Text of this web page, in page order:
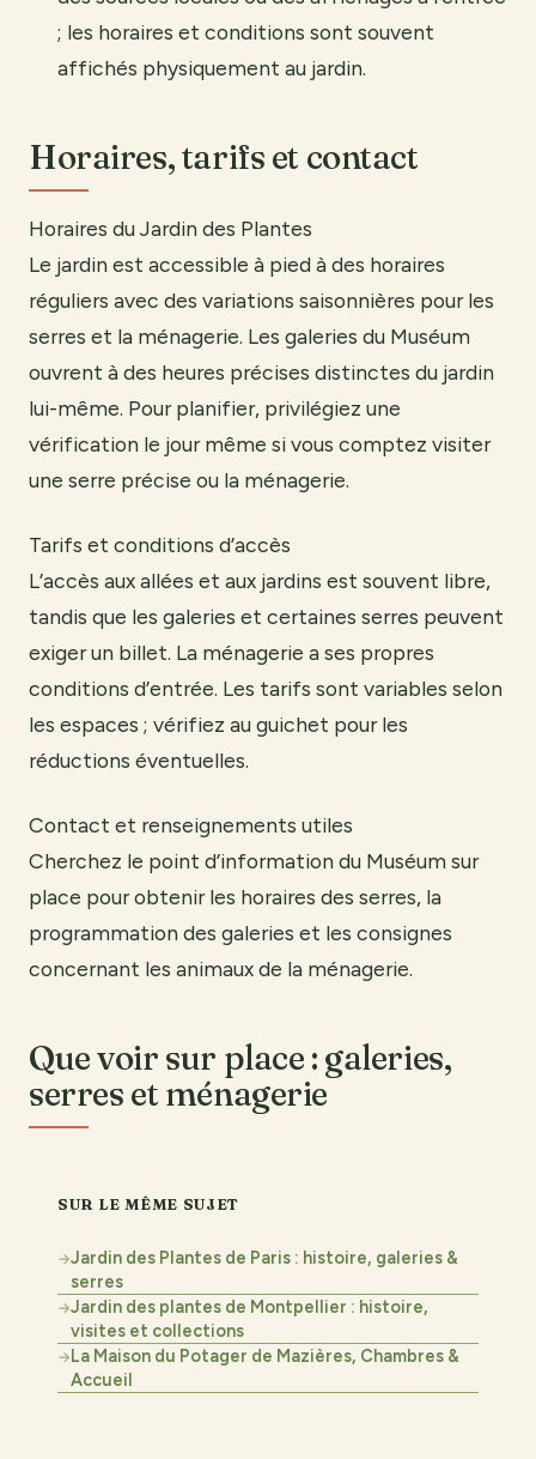
; les horaires et conditions sont souvent
affichés physiquement au jardin.
Horaires, tarifs et contact
Horaires du Jardin des Plantes
Le jardin est accessible à pied à des horaires
réguliers avec des variations saisonnières pour les
serres et la ménagerie. Les galeries du Muséum
ouvrent à des heures précises distinctes du jardin
lui-même. Pour planifier, privilégiez une
vérification le jour même si vous comptez visiter
une serre précise ou la ménagerie.
Tarifs et conditions d’accès
L’accès aux allées et aux jardins est souvent libre,
tandis que les galeries et certaines serres peuvent
exiger un billet. La ménagerie a ses propres
conditions d’entrée. Les tarifs sont variables selon
les espaces ; vérifiez au guichet pour les
réductions éventuelles.
Contact et renseignements utiles
Cherchez le point d’information du Muséum sur
place pour obtenir les horaires des serres, la
programmation des galeries et les consignes
concernant les animaux de la ménagerie.
Que voir sur place : galeries,
serres et ménagerie
SUR LE MÊME SUJET
→Jardin des Plantes de Paris : histoire, galeries &
serres
→Jardin des plantes de Montpellier : histoire,
visites et collections
→La Maison du Potager de Mazières, Chambres &
Accueil